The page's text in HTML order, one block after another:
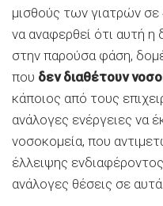
μισθούς των γιατρών σε
να αναφερθεί ότι αυτή
στην παρούσα φάση,
που δεν διαθέτουν
κάποιος από τους
ανάλογες ενέργειες να
νοσοκομεία, που
έλλειψης
ανάλογες θέσεις σε